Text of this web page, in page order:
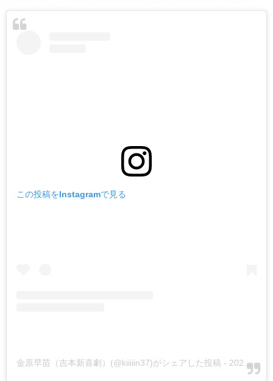
この投稿をInstagramで見る
金原早苗（吉本新喜劇）(@kiiiiin37)がシェアした投稿 - 2020年 4月月16日午後8時23分PDT